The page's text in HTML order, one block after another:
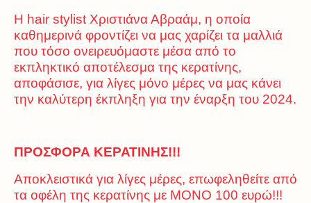
Η hair stylist Χριστιάνα Αβραάμ, η οποία
καθημερινά φροντίζει να μας χαρίζει τα μαλλιά
που τόσο ονειρευόμαστε μέσα από το
εκπληκτικό αποτέλεσμα της κερατίνης,
αποφάσισε, για λίγες μόνο μέρες να μας κάνει
την καλύτερη έκπληξη για την έναρξη του 2024.
ΠΡΟΣΦΟΡΑ ΚΕΡΑΤΙΝΗΣ!!!
Αποκλειστικά για λίγες μέρες, επωφεληθείτε από
τα οφέλη της κερατίνης με ΜΟΝΟ 100 ευρώ!!!